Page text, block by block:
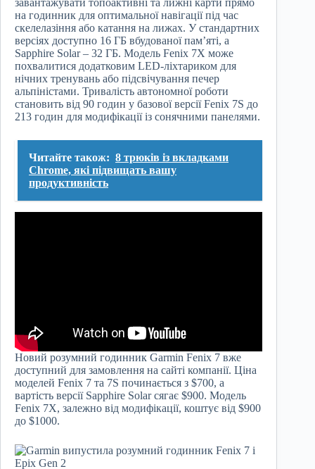
завантажувати топоактивні та лижні карти прямо
на годинник для оптимальної навігації під час
скелелазіння або катання на лижах. У стандартних
версіях доступно 16 ГБ вбудованої пам’яті, а
Sapphire Solar – 32 ГБ. Модель Fenix ​​7X може
похвалитися додатковим LED-ліхтариком для
нічних тренувань або підсвічування печер
альпіністами. Тривалість автономної роботи
становить від 90 годин у базової версії Fenix ​​7S до
213 годин для модифікації із сонячними панелями.
Читайте також: 8 трюків із вкладками
Chrome, які підвищать вашу
продуктивність
Новий розумний годинник Garmin Fenix ​​7 вже
доступний для замовлення на сайті компанії. Ціна
моделей Fenix ​​7 та 7S починається з $700, а
вартість версії Sapphire Solar сягає $900. Модель
Fenix ​​7X, залежно від модифікації, коштує від $900
до $1000.